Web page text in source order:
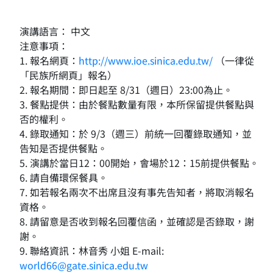
演講語言： 中文
注意事項：
1. 報名網頁： http://www.ioe.sinica.edu.tw/ （一律從
「民族所網頁」報名）
2. 報名期間：即日起至 8/31（週日）23:00為止。
3. 餐點提供：由於餐點數量有限，本所保留提供餐點與
否的權利。
4. 錄取通知：於 9/3（週三）前統一回覆錄取通知，並
告知是否提供餐點。
5. 演講於當日12：00開始，會場於12：15前提供餐點。
6. 請自備環保餐具。
7. 如若報名兩次不出席且沒有事先告知者，將取消報名
資格。
8. 請留意是否收到報名回覆信函，並確認是否錄取，謝
謝。
9. 聯絡資訊：林音秀 小姐 E-mail:
world66@gate.sinica.edu.tw